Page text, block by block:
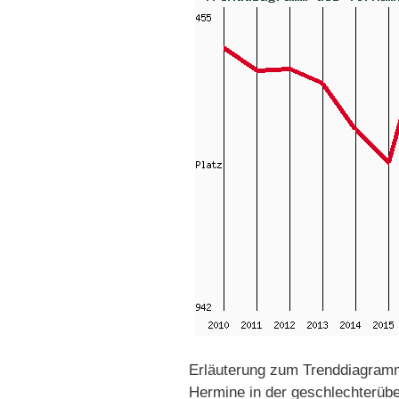
Erläuterung zum
Hermine in der